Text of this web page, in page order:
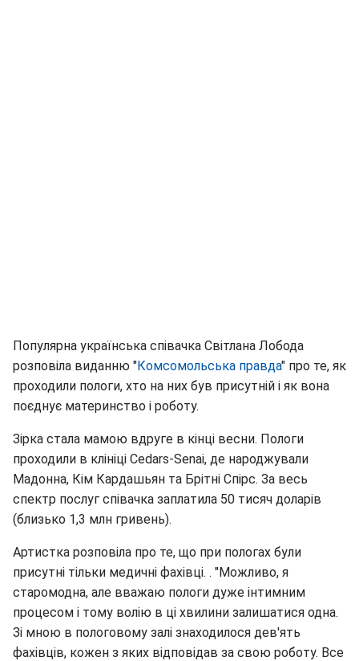
Популярна українська співачка Світлана Лобода
розповіла виданню "Комсомольська правда" про те, як
проходили пологи, хто на них був присутній і як вона
поєднує материнство і роботу.
Зірка стала мамою вдруге в кінці весни. Пологи
проходили в клініці Cedars-Senai, де народжували
Мадонна, Кім Кардашьян та Брітні Спірс. За весь
спектр послуг співачка заплатила 50 тисяч доларів
(близько 1,3 млн гривень).
Артистка розповіла про те, що при пологах були
присутні тільки медичні фахівці. . "Можливо, я
старомодна, але вважаю пологи дуже інтимним
процесом і тому волію в ці хвилини залишатися одна.
Зі мною в пологовому залі знаходилося дев'ять
фахівців, кожен з яких відповідав за свою роботу. Все